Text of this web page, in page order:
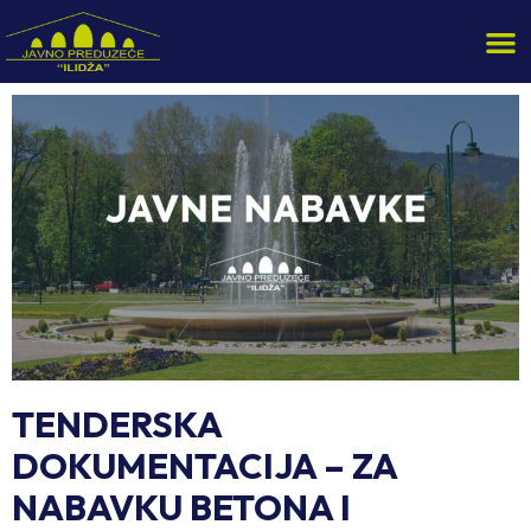
TENDERSKA
DOKUMENTACIJA – ZA
NABAVKU BETONA I